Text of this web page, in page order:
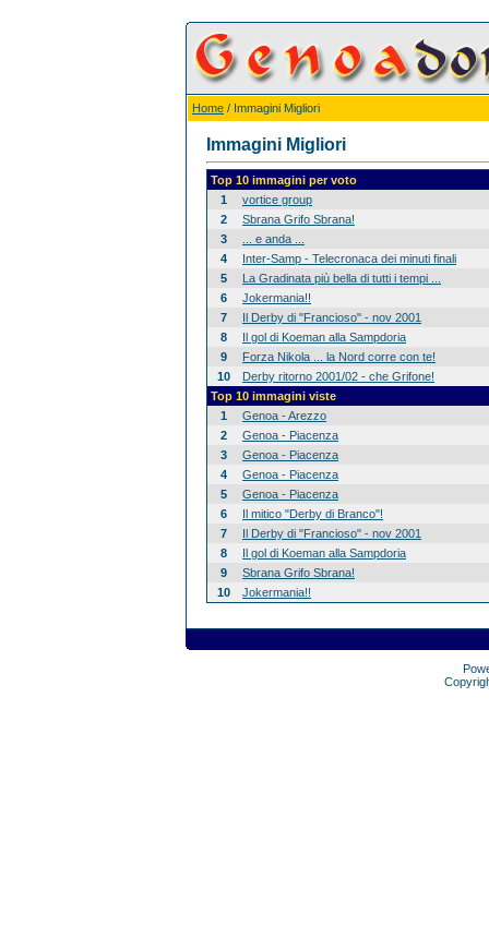
Home / Immagini Migliori
Immagini Migliori
Top 10 immagini per voto
1
vortice group
2
Sbrana Grifo Sbrana!
3
... e anda ...
4
Inter-Samp - Telecronaca dei minuti finali
5
La Gradinata più bella di tutti i tempi ...
6
Jokermania!!
7
Il Derby di "Francioso" - nov 2001
8
Il gol di Koeman alla Sampdoria
9
Forza Nikola ... la Nord corre con te!
10
Derby ritorno 2001/02 - che Grifone!
Top 10 immagini viste
1
Genoa - Arezzo
2
Genoa - Piacenza
3
Genoa - Piacenza
4
Genoa - Piacenza
5
Genoa - Piacenza
6
Il mitico "Derby di Branco"!
7
Il Derby di "Francioso" - nov 2001
8
Il gol di Koeman alla Sampdoria
9
Sbrana Grifo Sbrana!
10
Jokermania!!